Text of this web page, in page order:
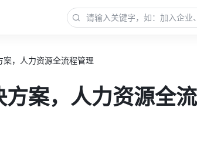
案，人力资源全流程管理
案，人力资源全